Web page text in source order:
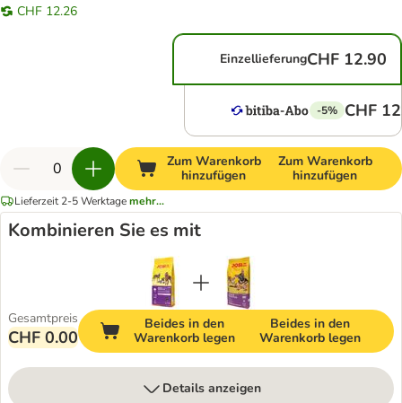
CHF 12.26
EinzellieferungCHF 12.90
-5% CHF
Zum Warenkorb
hinzufügen
Zum Warenkorb
hinzufügen
Lieferzeit 2-5 Werktagemehr...
Kombinieren Sie es mit
Gesamtpreis
CHF 0.00
Beides in den
Warenkorb legen
Beides in den
Warenkorb legen
Details anzeigen